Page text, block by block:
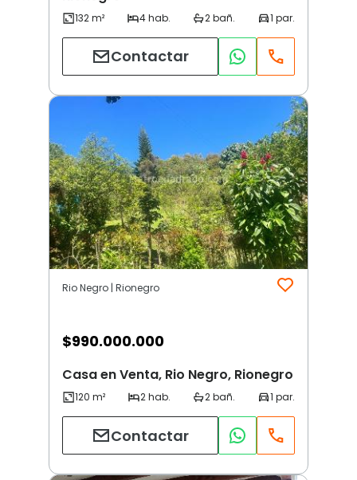
Contactar
Rio Negro | Rionegro
$990.000.000
Casa en Venta, Rio Negro, Rionegro
Contactar